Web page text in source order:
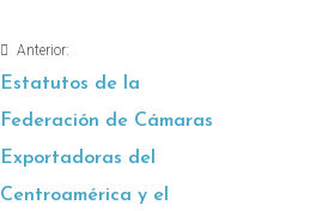
Anterior:
Estatutos de la
Federación de Cámaras
Exportadoras del
Centroamérica y el